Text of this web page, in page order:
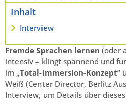
Inhalt
Interview
Fremde Sprachen lernen (oder
intensiv – klingt spannend und
im „Total-Immersion-Konzept“
Weiß (Center Director, Berlitz
Interview, um Details über